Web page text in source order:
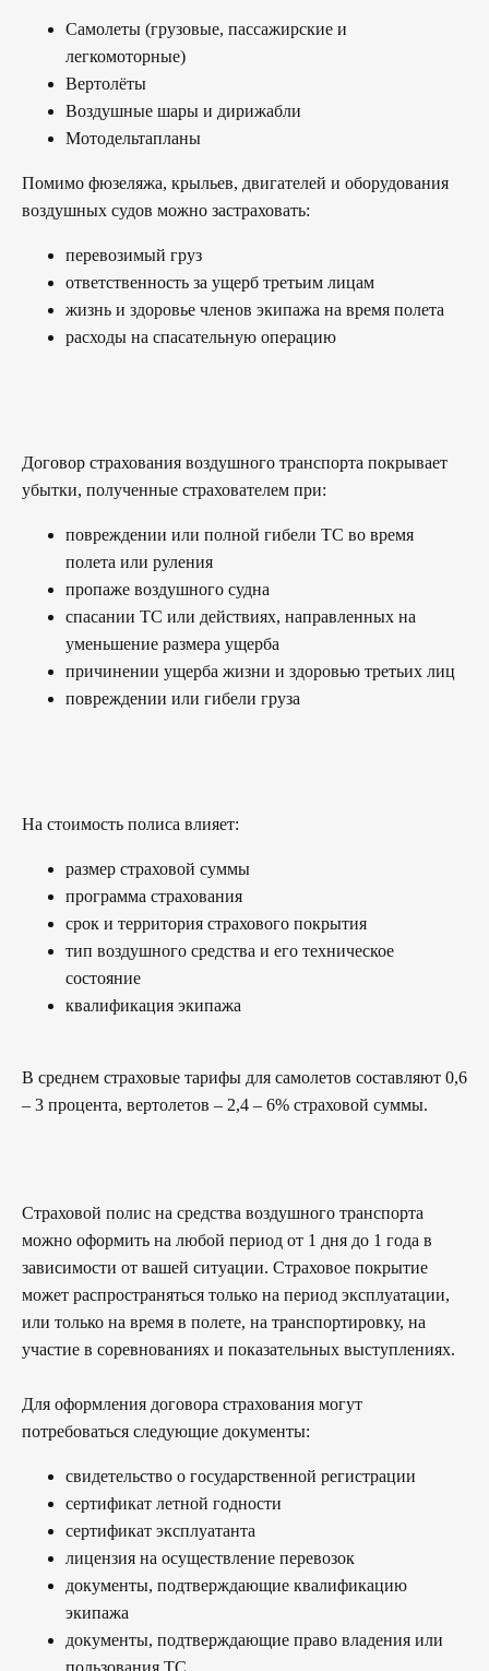
Самолеты (грузовые, пассажирские и
легкомоторные)
Вертолёты
Воздушные шары и дирижабли
Мотодельтапланы
Помимо фюзеляжа, крыльев, двигателей и оборудования
воздушных судов можно застраховать:
перевозимый груз
ответственность за ущерб третьим лицам
жизнь и здоровье членов экипажа на время полета
расходы на спасательную операцию
Договор страхования воздушного транспорта покрывает
убытки, полученные страхователем при:
повреждении или полной гибели ТС во время
полета или руления
пропаже воздушного судна
спасании ТС или действиях, направленных на
уменьшение размера ущерба
причинении ущерба жизни и здоровью третьих лиц
повреждении или гибели груза
На стоимость полиса влияет:
размер страховой суммы
программа страхования
срок и территория страхового покрытия
тип воздушного средства и его техническое
состояние
квалификация экипажа
В среднем страховые тарифы для самолетов составляют 0,6
– 3 процента, вертолетов – 2,4 – 6% страховой суммы.
Страховой полис на средства воздушного транспорта
можно оформить на любой период от 1 дня до 1 года в
зависимости от вашей ситуации. Страховое покрытие
может распространяться только на период эксплуатации,
или только на время в полете, на транспортировку, на
участие в соревнованиях и показательных выступлениях.
Для оформления договора страхования могут
потребоваться следующие документы:
свидетельство о государственной регистрации
сертификат летной годности
сертификат эксплуатанта
лицензия на осуществление перевозок
документы, подтверждающие квалификацию
экипажа
документы, подтверждающие право владения или
пользования ТС